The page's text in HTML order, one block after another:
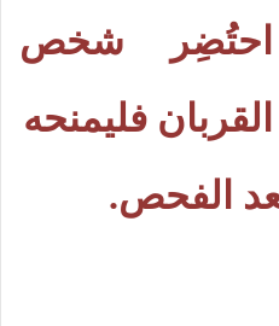
احتُضِر شخص
فليمنحه
الفحص.